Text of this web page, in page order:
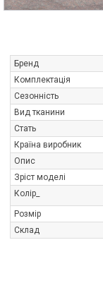
Бренд
Комплектація
Сезонність
Вид тканини
Стать
Країна виробник
Опис
Зріст моделі
Колір_
Розмір
Склад